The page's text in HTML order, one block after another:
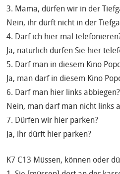
3. Mama, dürfen wir in der
Nein, ihr dürft nicht in der
4. Darf ich hier mal
Ja, natürlich dürfen Sie hier
5. Darf man in diesem Kino
Ja, man darf in diesem Kino
6. Darf man hier links abbiegen?
Nein, man darf man nicht links
7. Dürfen wir hier parken?
Ja, ihr dürft hier parken?
K7 C13 Müssen, können oder